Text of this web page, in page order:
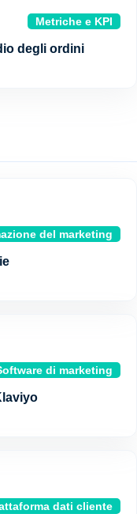
Metriche e KPI
degli ordini
del marketing
di marketing
dati cliente